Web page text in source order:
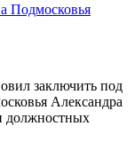
Подмосковья
заключить под
Александра
должностных